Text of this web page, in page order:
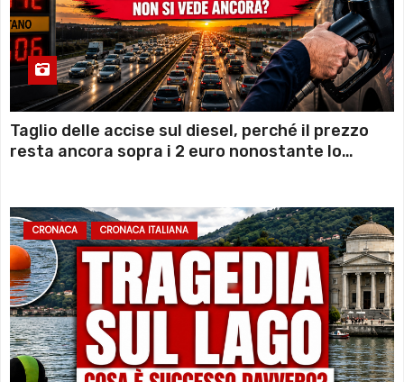
Taglio delle accise sul diesel, perché il prezzo
resta ancora sopra i 2 euro nonostante lo
CRONACA CRONACA ITALIANA